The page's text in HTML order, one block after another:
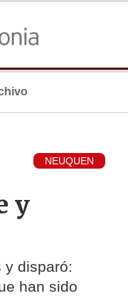
NEUQUEN
y
y disparó:
han sido